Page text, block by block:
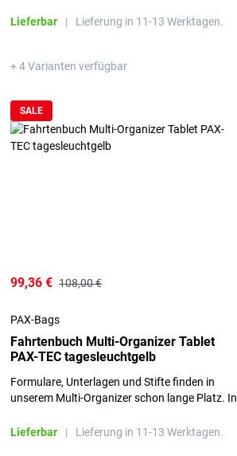
Lieferbar
| Lieferung in 11-13 Werktagen.
+ 4 Varianten verfügbar
SALE
99,36 € 108,00 €
PAX-Bags
Fahrtenbuch Multi-Organizer Tablet
PAX-TEC tagesleuchtgelb
Formulare, Unterlagen und Stifte finden in
unserem Multi-Organizer schon lange Platz. In
mitgeführt werden
Lieferbar | Lieferung in 11-13 Werktagen.